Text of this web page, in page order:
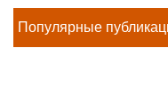
Популярные